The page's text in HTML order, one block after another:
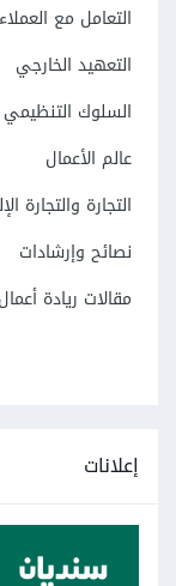
التعامل مع العملاء
التعهيد الخارجي
السلوك
عالم الأعمال
التجارة والتجارة
نصائح وإرشادات
مقالات ريادة
إعلانات